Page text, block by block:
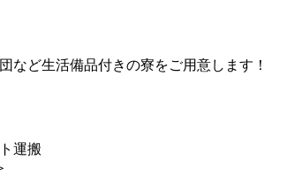
など生活備品付きの寮をご用意します！
運搬